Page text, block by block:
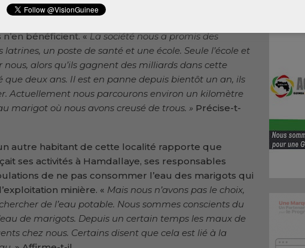
habitante de ce secteur de la sous préfecture de
que la CBG exploite la terre de leurs ancêtres
bénéficient. «La société nous a promis des
latrines, un poste de santé et une école. Seule l’école et
alors qu’ils gagnent des milliards dans cette
que deux ans. Il est en panne depuis bientôt un an, ils
Actuellement nous parcourons environ un kilomètre
marigot où nous avons creusé de trous. » Précise-t-
autre habitant de cette localité rapporte que
ses activités à Hamdallaye, ses responsables
de ne pas consommer l’eau des marigots qui
minière. « Mais nous n’avons pas le choix,
de l’eau potable. Nous sommes conscients du
de marigots. Depuis un certain temps les maux de
chez nous. Certains disent que cela est lié à la